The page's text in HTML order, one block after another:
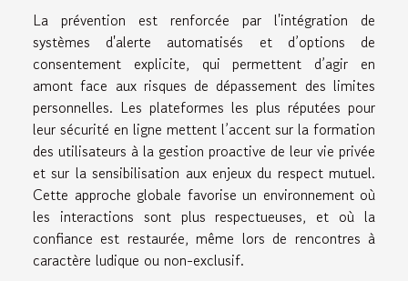
La prévention est renforcée par l'intégration de
systèmes d'alerte automatisés et d’options de
consentement explicite, qui permettent d’agir en
amont face aux risques de dépassement des limites
personnelles. Les plateformes les plus réputées pour
leur sécurité en ligne mettent l’accent sur la formation
des utilisateurs à la gestion proactive de leur vie privée
et sur la sensibilisation aux enjeux du respect mutuel.
Cette approche globale favorise un environnement où
les interactions sont plus respectueuses, et où la
confiance est restaurée, même lors de rencontres à
caractère ludique ou non-exclusif.